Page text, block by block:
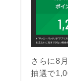
さらに8
抽選で